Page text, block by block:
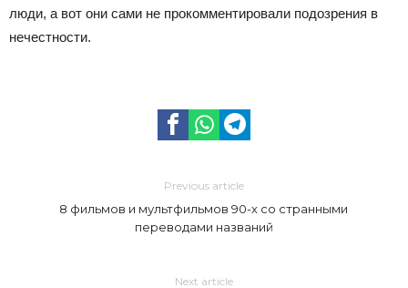
люди, а вот они сами не прокомментировали подозрения в
нечестности.
Previous article
8 фильмов и мультфильмов 90-х со странными
переводами названий
Next article